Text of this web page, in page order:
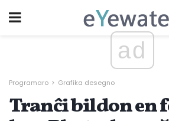
ad
Programaro Grafika desegno
Tranĉi bildon en